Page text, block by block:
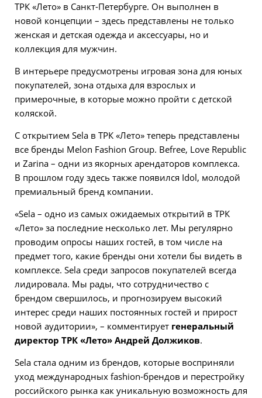
ТРК «Лето» в Санкт-Петербурге. Он выполнен в
новой концепции – здесь представлены не только
женская и детская одежда и аксессуары, но и
коллекция для мужчин.
В интерьере предусмотрены игровая зона для юных
покупателей, зона отдыха для взрослых и
примерочные, в которые можно пройти с детской
коляской.
С открытием Sela в ТРК «Лето» теперь представлены
все бренды Melon Fashion Group. Befree, Love Republic
и Zarina – одни из якорных арендаторов комплекса.
В прошлом году здесь также появился Idol, молодой
премиальный бренд компании.
«Sela – одно из самых ожидаемых открытий в ТРК
«Лето» за последние несколько лет. Мы регулярно
проводим опросы наших гостей, в том числе на
предмет того, какие бренды они хотели бы видеть в
комплексе. Sela среди запросов покупателей всегда
лидировала. Мы рады, что сотрудничество с
брендом свершилось, и прогнозируем высокий
интерес среди наших постоянных гостей и прирост
новой аудитории», – комментирует генеральный
директор ТРК «Лето» Андрей Должиков.
Sela стала одним из брендов, которые восприняли
уход международных fashion-брендов и перестройку
российского рынка как уникальную возможность для